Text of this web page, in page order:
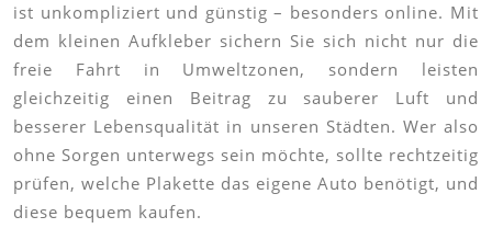
ist unkompliziert und günstig – besonders online. Mit
dem kleinen Aufkleber sichern Sie sich nicht nur die
freie Fahrt in Umweltzonen, sondern leisten
gleichzeitig einen Beitrag zu sauberer Luft und
besserer Lebensqualität in unseren Städten. Wer also
ohne Sorgen unterwegs sein möchte, sollte rechtzeitig
prüfen, welche Plakette das eigene Auto benötigt, und
diese bequem kaufen.